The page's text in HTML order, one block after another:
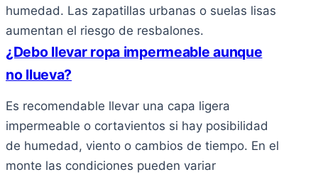
humedad. Las zapatillas urbanas o suelas lisas
aumentan el riesgo de resbalones.
¿Debo llevar ropa impermeable aunque
no llueva?
Es recomendable llevar una capa ligera
impermeable o cortavientos si hay posibilidad
de humedad, viento o cambios de tiempo. En el
monte las condiciones pueden variar